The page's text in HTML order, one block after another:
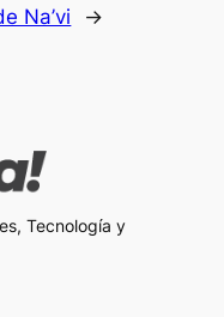
Na’vi
→
Tecnología y